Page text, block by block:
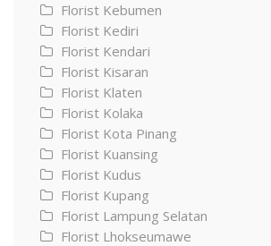
Florist Kebumen
Florist Kediri
Florist Kendari
Florist Kisaran
Florist Klaten
Florist Kolaka
Florist Kota Pinang
Florist Kuansing
Florist Kudus
Florist Kupang
Florist Lampung Selatan
Florist Lhokseumawe